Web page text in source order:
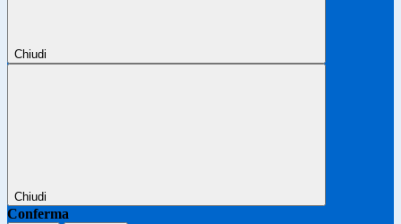
Chiudi
Chiudi
Conferma